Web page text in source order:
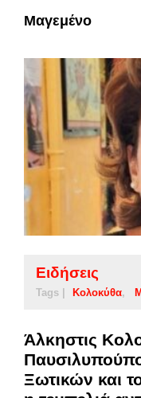
Μαγεμένο
Ειδήσεις
Tags | Κολοκύθα
Άλκηστις
Ξωτικών και